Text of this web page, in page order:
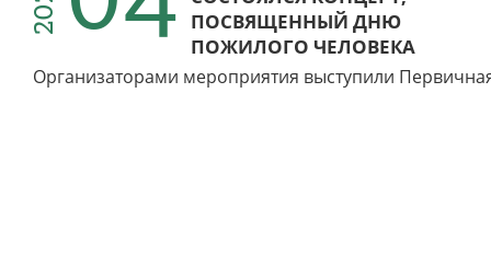
ПОСВЯЩЕННЫЙ ДНЮ
ПОЖИЛОГО ЧЕЛОВЕКА
Организаторами мероприятия выступили